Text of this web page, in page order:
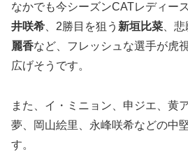
なかでも今シーズンCATレディー
井咲希 、2勝目を狙う 新垣比菜 、
麗香など、フレッシュな選手が虎
広げそうです。
また、イ・ミニョン、申ジエ、黄
夢、岡山絵里、永峰咲希などの中
す。